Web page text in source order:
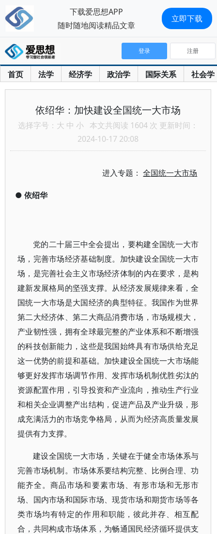
首页 法学 经济学 政治学 国际关系 社会学
登录 注册
依绍华：加快建设全国统一大市场
选择字号： 大 中 小 本文共阅读 1604 次 更新时间：
2024-10-17 20:08
进入专题：全国统一大市场
● 依绍华
党的二十届三中全会提出，要构建全国统一大市
场，完善市场经济基础制度。加快建设全国统一大市
场，是完善社会主义市场经济体制的内在要求，是构
建新发展格局的坚强支撑。从经济发展规律来看，全
国统一大市场是大国经济的典型特征。我国作为世界
第二大经济体、第二大商品消费市场，市场规模大，
产业韧性强，拥有全球最完整的产业体系和不断增强
的科技创新能力，这些是我国始终具有市场供给充足
这一优势的前提和基础。加快建设全国统一大市场能
够更好发挥市场调节作用、发挥市场机制优胜劣汰的
资源配置作用，引导投资和产业流向，推动生产行业
和相关企业调整产出结构，促进产品及产业升级，形
成充满活力的市场竞争格局，从而为经济高质量发展
提供有力支撑。
建设全国统一大市场，关键在于健全市场体系与
完善市场机制。市场体系要结构完整、比例合理、功
能齐全。商品市场和要素市场、有形市场和无形市
场、国内市场和国际市场、现货市场和期货市场等各
类市场均有特定的作用和职能，彼此并存、相互配
合，共同构成市场体系，为畅通国民经济循环提供支
下载爱思想APP
随时随地阅读精品文章
立即下载